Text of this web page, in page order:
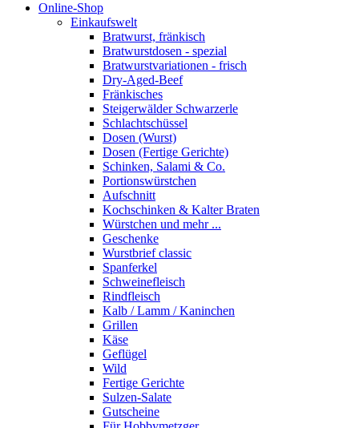
Online-Shop
Einkaufswelt
Bratwurst, fränkisch
Bratwurst­dosen - spezial
Bratwurst­variationen - frisch
Dry-Aged-Beef
Fränkisches
Steigerwälder Schwarzerle
Schlacht­schüssel
Dosen (Wurst)
Dosen (Fertige Gerichte)
Schinken, Salami & Co.
Portions­würstchen
Aufschnitt
Kochschinken & Kalter Braten
Würstchen und mehr ...
Geschenke
Wurstbrief classic
Spanferkel
Schweine­fleisch
Rindfleisch
Kalb / Lamm / Kaninchen
Grillen
Käse
Geflügel
Wild
Fertige Gerichte
Sulzen-Salate
Gutscheine